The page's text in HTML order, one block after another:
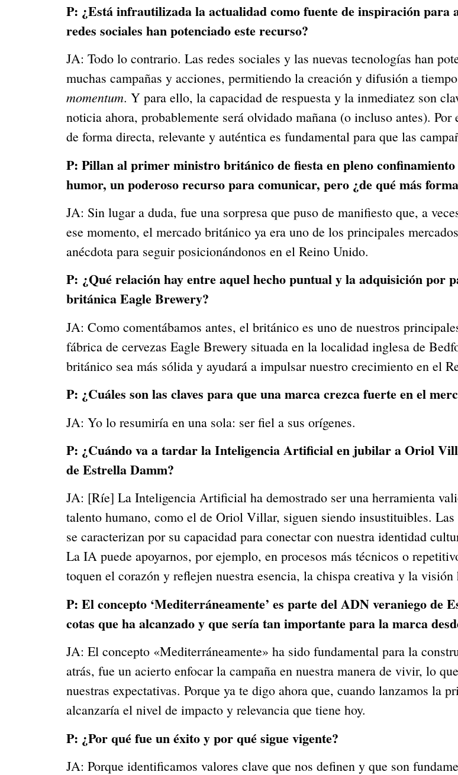
P: ¿Está infrautilizada la actualidad como fuente de inspiración para
redes sociales han potenciado este recurso?
JA: Todo lo contrario. Las redes sociales y las nuevas tecnologías han
muchas campañas y acciones, permitiendo la creación y difusión a
momentum. Y para ello, la capacidad de respuesta y la inmediatez son
noticia ahora, probablemente será olvidado mañana (o incluso antes).
de forma directa, relevante y auténtica es fundamental para que las
P: Pillan al primer ministro británico de fiesta en pleno
humor, un poderoso recurso para comunicar, pero ¿de qué más
JA: Sin lugar a duda, fue una sorpresa que puso de manifiesto que, a
ese momento, el mercado británico ya era uno de los principales
anécdota para seguir posicionándonos en el Reino Unido.
P: ¿Qué relación hay entre aquel hecho puntual y la adquisición por
británica Eagle Brewery?
JA: Como comentábamos antes, el británico es uno de nuestros
fábrica de cervezas Eagle Brewery situada en la localidad inglesa de
británico sea más sólida y ayudará a impulsar nuestro crecimiento en el
P: ¿Cuáles son las claves para que una marca crezca fuerte en el
JA: Yo lo resumiría en una sola: ser fiel a sus orígenes.
P: ¿Cuándo va a tardar la Inteligencia Artificial en jubilar a Oriol
de Estrella Damm?
JA: [Ríe] La Inteligencia Artificial ha demostrado ser una herramienta
talento humano, como el de Oriol Villar, siguen siendo insustituibles.
se caracterizan por su capacidad para conectar con nuestra identidad
La IA puede apoyarnos, por ejemplo, en procesos más técnicos o
toquen el corazón y reflejen nuestra esencia, la chispa creativa y la
P: El concepto ‘Mediterráneamente’ es parte del ADN veraniego de
cotas que ha alcanzado y que sería tan importante para la marca
JA: El concepto «Mediterráneamente» ha sido fundamental para la
atrás, fue un acierto enfocar la campaña en nuestra manera de vivir, lo
nuestras expectativas. Porque ya te digo ahora que, cuando lanzamos la
alcanzaría el nivel de impacto y relevancia que tiene hoy.
P: ¿Por qué fue un éxito y por qué sigue vigente?
JA: Porque identificamos valores clave que nos definen y que son